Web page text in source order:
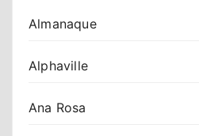
Almanaque
Alphaville
Ana Rosa